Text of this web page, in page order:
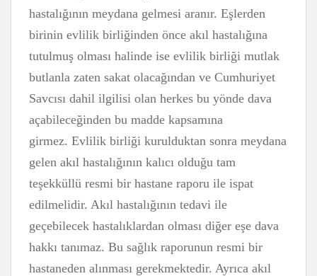
hastalığının meydana gelmesi aranır. Eşlerden
birinin evlilik birliğinden önce akıl hastalığına
tutulmuş olması halinde ise evlilik birliği mutlak
butlanla zaten sakat olacağından ve Cumhuriyet
Savcısı dahil ilgilisi olan herkes bu yönde dava
açabileceğinden bu madde kapsamına
girmez. Evlilik birliği kurulduktan sonra meydana
gelen akıl hastalığının kalıcı olduğu tam
teşekküllü resmi bir hastane raporu ile ispat
edilmelidir. Akıl hastalığının tedavi ile
geçebilecek hastalıklardan olması diğer eşe dava
hakkı tanımaz. Bu sağlık raporunun resmi bir
hastaneden alınması gerekmektedir. Ayrıca akıl